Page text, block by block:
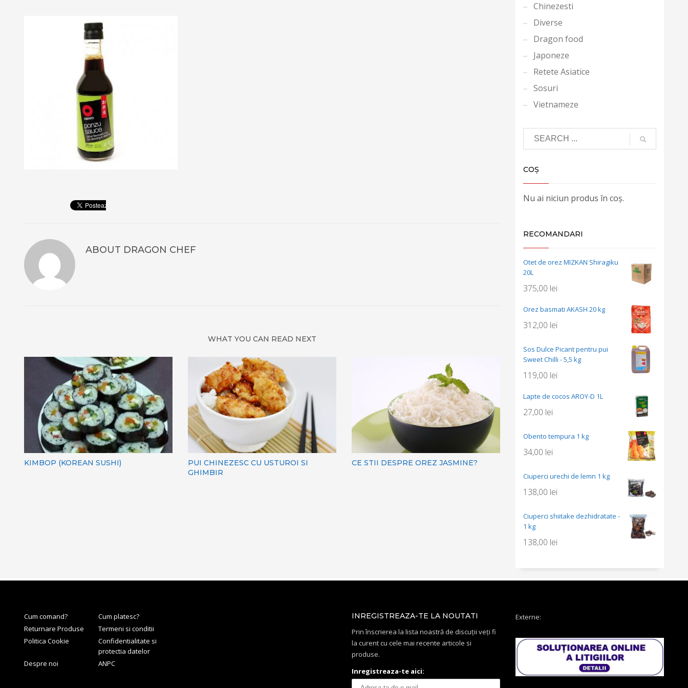
ABOUT DRAGON CHEF
WHAT YOU CAN READ NEXT
KIMBOP (KOREAN SUSHI)
PUI CHINEZESC CU USTUROI SI
GHIMBIR
CE STII DESPRE OREZ JASMINE?
Chinezesti
Diverse
Dragon food
Japoneze
Retete Asiatice
Sosuri
Vietnameze
COȘ
Nu ai niciun produs în coș.
RECOMANDARI
Otet de orez MIZKAN Shiragiku
20L
375,00 lei
Orez basmati AKASH 20 kg
312,00 lei
Sos Dulce Picant pentru pui
Sweet Chilli - 5,5 kg
119,00 lei
Lapte de cocos AROY-D 1L
27,00 lei
Obento tempura 1 kg
34,00 lei
Ciuperci urechi de lemn 1 kg
138,00 lei
Ciuperci shiitake dezhidratate -
1 kg
138,00 lei
Cum comand?
Cum platesc?
Returnare Produse
Termeni si conditii
Politica Cookie
Confidentialitate si
protectia datelor
Despre noi
ANPC
INREGISTREAZA-TE LA NOUTATI
Prin înscrierea la lista noastră de discuții veți fi
la curent cu cele mai recente articole si
produse.
Inregistreaza-te aici:
Externe: